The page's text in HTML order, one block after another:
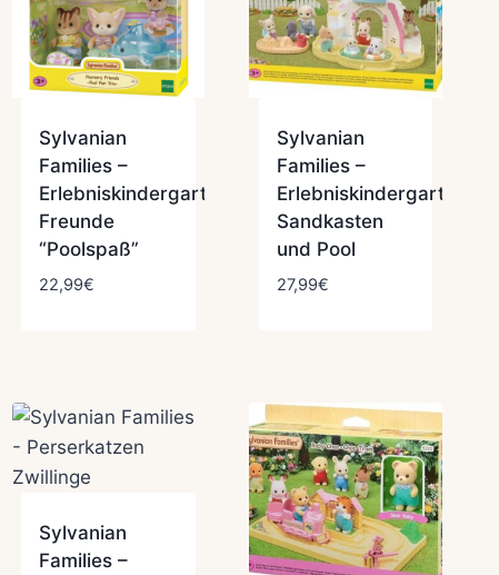
Sylvanian
Families –
Erlebniskindergarten
Freunde
“Poolspaß”
22,99€
Sylvanian
Families –
Erlebniskindergarten
Sandkasten
und Pool
27,99€
Sylvanian
Families –